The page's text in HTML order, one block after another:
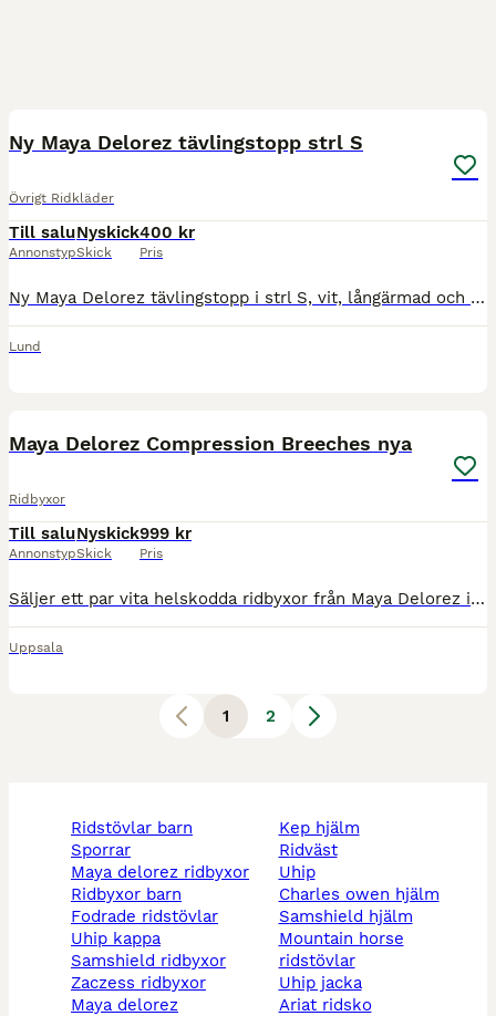
Ny Maya Delorez tävlingstopp strl S
Övrigt Ridkläder
Till salu
Annonstyp
Nyskick
Skick
400 kr
Pris
Ny Maya Delorez tävlingstopp i strl S, vit, långärmad och perforerad i ryggen Endast prövad Kan hämtas i Lund eller Eslöv Köparen betalar frakt
Lund
Maya Delorez Compression Breeches nya
Ridbyxor
Till salu
Annonstyp
Nyskick
Skick
999 kr
Pris
Säljer ett par vita helskodda ridbyxor från Maya Delorez i modellen Compression Breeches. Endast använda i max 1 timme, nyskick. Stl S. Nypris 1599kr och mitt pris 999kr. Information från Maya Delore
Uppsala
1 2
ridstövlar barn
sporrar
maya delorez ridbyxor
ridbyxor barn
fodrade ridstövlar
uhip kappa
samshield ridbyxor
zaczess ridbyxor
maya delorez
kep hjälm
ridväst
uhip
charles owen hjälm
samshield hjälm
mountain horse
ridstövlar
uhip jacka
ariat ridsko